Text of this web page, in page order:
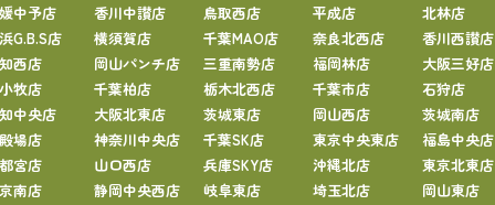
中予店
香川中讃店 鳥取西店 平成店
北林店
G.B.S店
横須賀店 千葉MAO店 奈良北西店
香川西讃店
西店
岡山パンチ店 三重南勢店 福岡林店
大阪三好店
牧店
千葉柏店 栃木北西店 千葉市店
石狩店
中央店
大阪北東店 茨城東店 岡山西店
茨城南店
場店
神奈川中央店 千葉SK店 東京中央東店
福島中央店
宮店
山口西店 兵庫SKY店 沖縄北店
東京北東店
南店
静岡中央西店 岐阜東店 埼玉北店
岡山東店